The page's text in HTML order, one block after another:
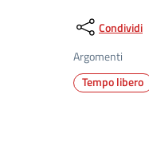
Condividi
Argomenti
Tempo libero